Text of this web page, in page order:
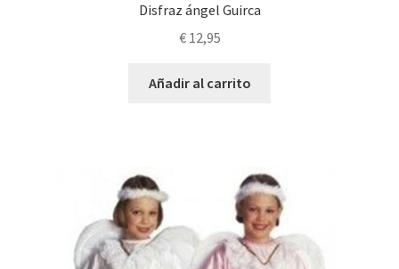
Disfraz ángel Guirca
€12,95
Añadir al carrito